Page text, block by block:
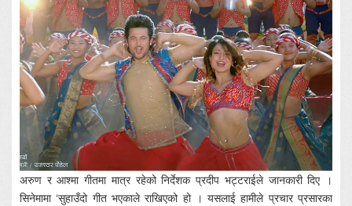
अरुण र आश्मा गीतमा मात्र रहेको निर्देशक प्रदीप भट्टराईले जानकारी दिए ।
सिनेमामा ‘सुहाउँदो गीत भएकाले राखिएको हो । यसलाई हामीले प्रचार प्रसारका